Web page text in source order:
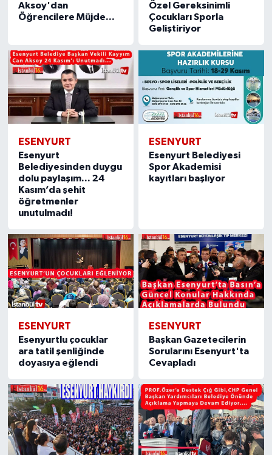
Aksoy'dan
Öğrencilere Müjde...
Özel Gereksinimli
Çocukları Sporla
Geliştiriyor
ESENYURT
Esenyurt
Belediyesinden duygu
dolu paylaşım... 24
Kasım’da şehit
öğretmenler
unutulmadı!
ESENYURT
Esenyurt Belediyesi
Spor Akademisi
kayıtları başlıyor
ESENYURT
Esenyurtlu çocuklar
ara tatil şenliğinde
doyasıya eğlendi
ESENYURT
Başkan Gazetecilerin
Sorularını Esenyurt'ta
Cevapladı